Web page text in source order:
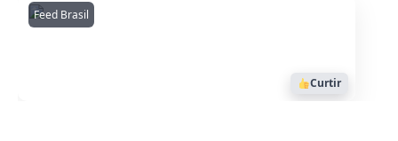
Feed BrasilAmazonianarede
1053
Curtir